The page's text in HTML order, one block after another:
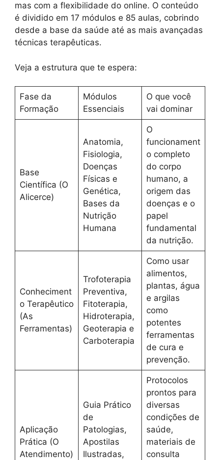
mas com a flexibilidade do online. O conteúdo
é dividido em 17 módulos e 85 aulas, cobrindo
desde a base da saúde até as mais avançadas
técnicas terapêuticas.
Veja a estrutura que te espera:
Fase da
Formação
Módulos
Essenciais
O que você
vai dominar
Base
Científica (O
Alicerce)
Anatomia,
Fisiologia,
Doenças
Físicas e
Genética,
Bases da
Nutrição
Humana
O
funcionament
o completo
do corpo
humano, a
origem das
doenças e o
papel
fundamental
da nutrição.
Conheciment
o Terapêutico
(As
Ferramentas)
Trofoterapia
Preventiva,
Fitoterapia,
Hidroterapia,
Geoterapia e
Carboterapia
Como usar
alimentos,
plantas, água
e argilas
como
potentes
ferramentas
de cura e
prevenção.
Aplicação
Prática (O
Atendimento)
Guia Prático
de
Patologias,
Apostilas
Ilustradas,
Protocolos
prontos para
diversas
condições de
saúde,
materiais de
consulta